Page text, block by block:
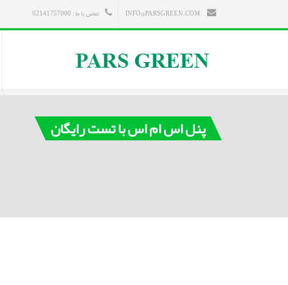
تماس با ما : 02141757000
پنل اس ام اس با تست رایگان